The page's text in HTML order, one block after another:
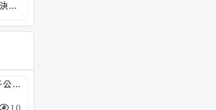
全球傳動董事會決議發行國內第三次有擔保轉換公司債，計3億元
GIS-KY董事會核准子公司業成科技(成都)資本支出預算案，計8.23億元
10